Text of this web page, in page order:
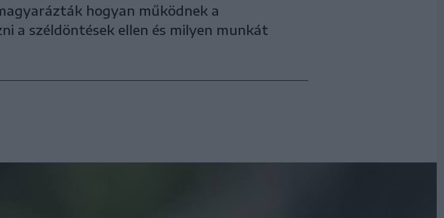
hogyan működnek a
a széldöntések ellen és milyen munkát